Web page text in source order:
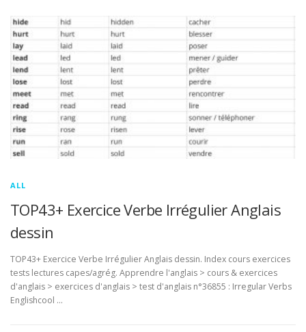
ALL
TOP43+ Exercice Verbe Irrégulier Anglais
dessin
TOP43+ Exercice Verbe Irrégulier Anglais dessin. Index cours exercices
tests lectures capes/agrég. Apprendre l'anglais > cours & exercices
d'anglais > exercices d'anglais > test d'anglais n°36855 : Irregular Verbs
Englishcool …